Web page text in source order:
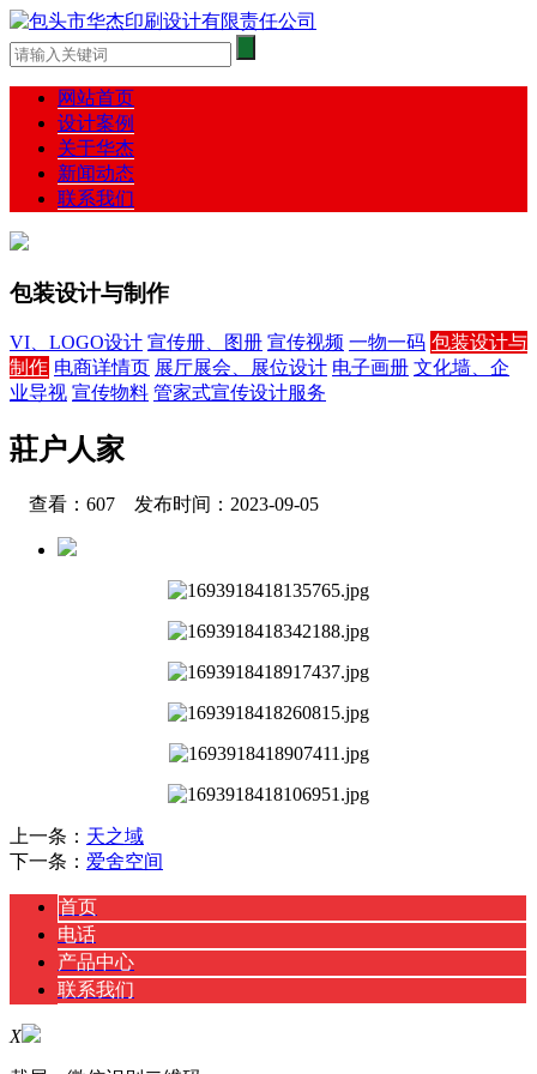
网站首页
设计案例
关于华杰
新闻动态
联系我们
包装设计与制作
VI、LOGO设计 宣传册、图册 宣传视频 一物一码 包装设计与
制作 电商详情页 展厅展会、展位设计 电子画册 文化墙、企
业导视 宣传物料 管家式宣传设计服务
莊户人家
查看：607 发布时间：2023-09-05
上一条： 天之域
下一条： 爱舍空间
首页
电话
产品中心
联系我们
X